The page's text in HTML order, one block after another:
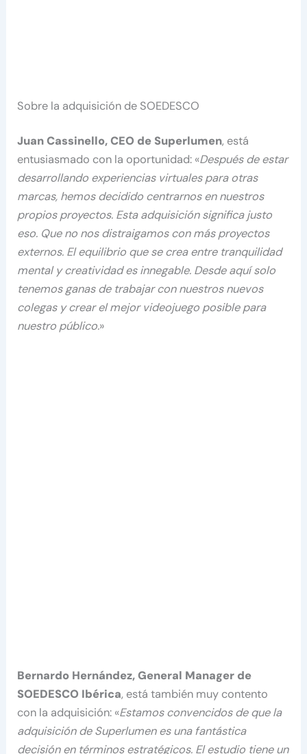
Sobre la adquisición de SOEDESCO
Juan Cassinello, CEO de Superlumen, está
entusiasmado con la oportunidad: «Después de estar
desarrollando experiencias virtuales para otras
marcas, hemos decidido centrarnos en nuestros
propios proyectos. Esta adquisición significa justo
eso. Que no nos distraigamos con más proyectos
externos. El equilibrio que se crea entre tranquilidad
mental y creatividad es innegable. Desde aquí solo
tenemos ganas de trabajar con nuestros nuevos
colegas y crear el mejor videojuego posible para
nuestro público.»
Bernardo Hernández, General Manager de
SOEDESCO Ibérica, está también muy contento
con la adquisición: «Estamos convencidos de que la
adquisición de Superlumen es una fantástica
decisión en términos estratégicos. El estudio tiene un